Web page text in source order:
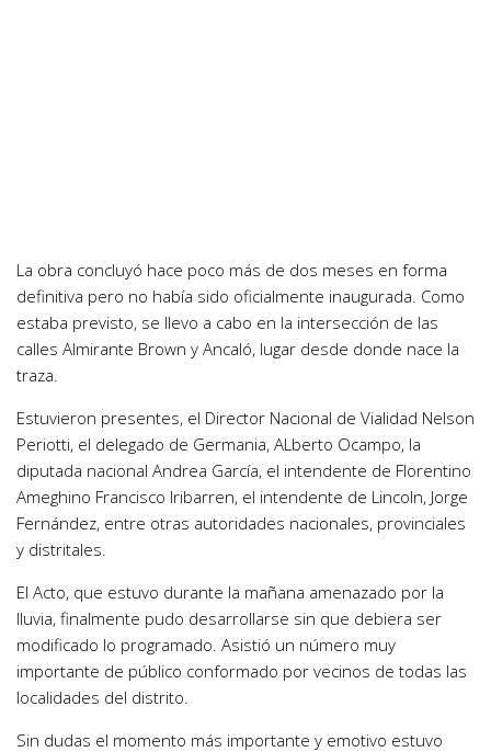
La obra concluyó hace poco más de dos meses en forma
definitiva pero no había sido oficialmente inaugurada. Como
estaba previsto, se llevo a cabo en la intersección de las
calles Almirante Brown y Ancaló, lugar desde donde nace la
traza.
Estuvieron presentes, el Director Nacional de Vialidad Nelson
Periotti, el delegado de Germania, ALberto Ocampo, la
diputada nacional Andrea García, el intendente de Florentino
Ameghino Francisco Iribarren, el intendente de Lincoln, Jorge
Fernández, entre otras autoridades nacionales, provinciales
y distritales.
El Acto, que estuvo durante la mañana amenazado por la
lluvia, finalmente pudo desarrollarse sin que debiera ser
modificado lo programado. Asistió un número muy
importante de público conformado por vecinos de todas las
localidades del distrito.
Sin dudas el momento más importante y emotivo estuvo